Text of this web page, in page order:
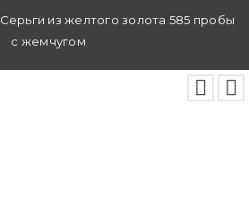
Серьги из желтого золота 585 пробы
с жемчугом